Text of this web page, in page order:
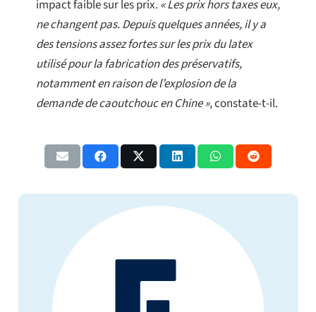
impact faible sur les prix. « Les prix hors taxes eux,
ne changent pas. Depuis quelques années, il y a
des tensions assez fortes sur les prix du latex
utilisé pour la fabrication des préservatifs,
notamment en raison de l’explosion de la
demande de caoutchouc en Chine », constate-t-il.